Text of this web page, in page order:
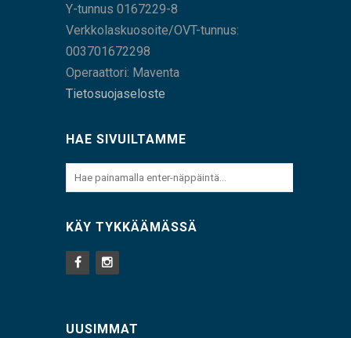
Y-tunnus 0167229-8
Verkkolaskuosoite/OVT-tunnus:
003701672298
Operaattori: Maventa
Tietosuojaseloste
HAE SIVUILTAMME
KÄY TYKKÄÄMÄSSÄ
UUSIMMAT